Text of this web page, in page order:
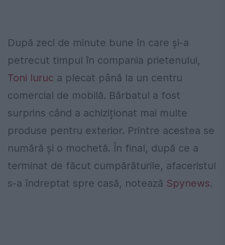
După zeci de minute bune în care și-a
petrecut timpul în compania prietenului,
Toni Iuruc a plecat până la un centru
comercial de mobilă. Bărbatul a fost
surprins când a achiziționat mai multe
produse pentru exterior. Printre acestea se
numără și o mochetă. În final, după ce a
terminat de făcut cumpărăturile, afaceristul
s-a îndreptat spre casă, notează Spynews.